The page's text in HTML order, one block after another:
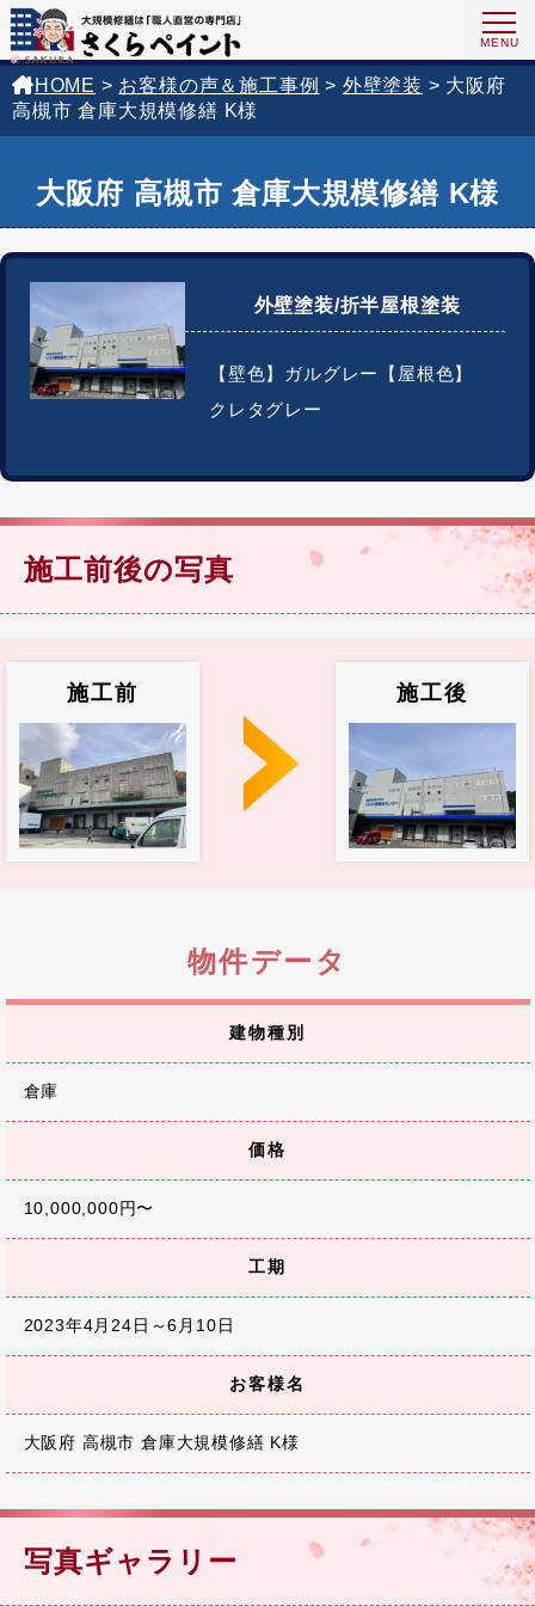
HOME > お客様の声＆施工事例 > 外壁塗装 > 大阪府
高槻市 倉庫大規模修繕 K様
大阪府 高槻市 倉庫大規模修繕 K様
外壁塗装/折半屋根塗装
【壁色】ガルグレー【屋根色】
クレタグレー
施工前後の写真
施工前 施工後
物件データ
建物種別
倉庫
価格
10,000,000円〜
工期
2023年4月24日～6月10日
お客様名
大阪府 高槻市 倉庫大規模修繕 K様
写真ギャラリー